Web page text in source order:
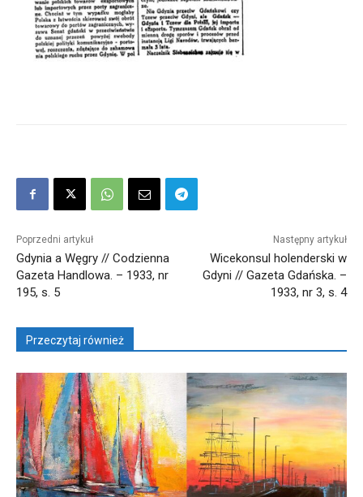
Poprzedni artykuł
Gdynia a Węgry // Codzienna
Gazeta Handlowa. – 1933, nr
195, s. 5
Następny artykuł
Wicekonsul holenderski w
Gdyni // Gazeta Gdańska. –
1933, nr 3, s. 4
Przeczytaj również